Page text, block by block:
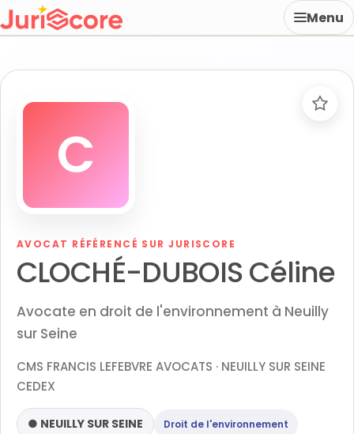
Menu
C
AVOCAT RÉFÉRENCÉ SUR JURISCORE
CLOCHÉ-DUBOIS Céline
Avocate en droit de l'environnement à Neuilly
sur Seine
CMS FRANCIS LEFEBVRE AVOCATS · NEUILLY SUR SEINE
CEDEX
● NEUILLY SUR SEINE Droit de l'environnement